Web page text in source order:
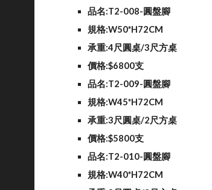
品名:T2-008-圓盤腳
規格:W50*H72CM
承重:4尺圓桌/3尺方桌
價格:$6800支
品名:T2-009-圓盤腳
規格:W45*H72CM
承重:3尺圓桌/2尺方桌
價格:$5800支
品名:T2-010-圓盤腳
規格:W40*H72CM